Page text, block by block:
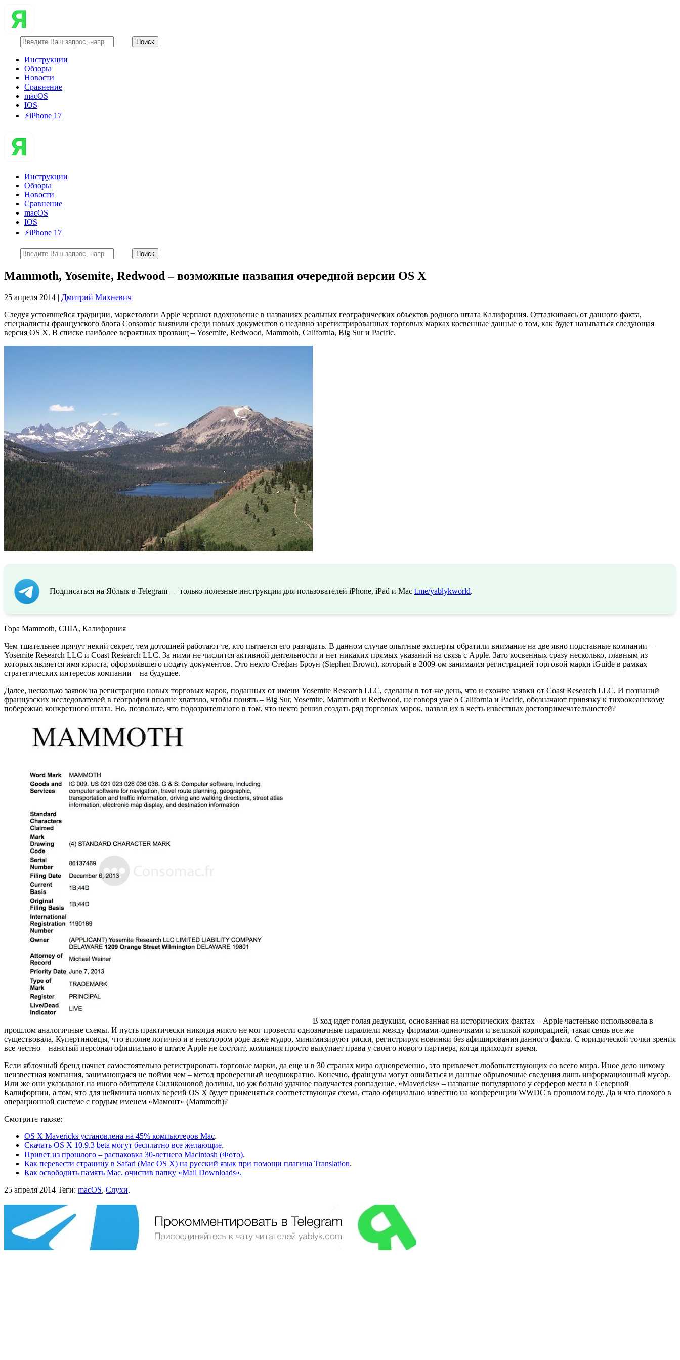
Инструкции
Обзоры
Новости
Сравнение
macOS
IOS
⚡️iPhone 17
Инструкции
Обзоры
Новости
Сравнение
macOS
IOS
⚡️iPhone 17
Mammoth, Yosemite, Redwood – возможные названия очередной версии OS X
25 апреля 2014 | Дмитрий Михневич
Следуя устоявшейся традиции, маркетологи Apple черпают вдохновение в названиях реальных географических объектов родного штата Калифорния. Отталкиваясь от данного факта,
специалисты французского блога Consomac выявили среди новых документов о недавно зарегистрированных торговых марках косвенные данные о том, как будет называться следующая
версия OS X. В списке наиболее вероятных прозвищ – Yosemite, Redwood, Mammoth, California, Big Sur и Pacific.
Подписаться на Яблык в Telegram — только полезные инструкции для пользователей iPhone, iPad и Mac t.me/yablykworld.
Гора Mammoth, США, Калифорния
Чем тщательнее прячут некий секрет, тем дотошней работают те, кто пытается его разгадать. В данном случае опытные эксперты обратили внимание на две явно подставные компании –
Yosemite Research LLC и Coast Research LLC. За ними не числится активной деятельности и нет никаких прямых указаний на связь с Apple. Зато косвенных сразу несколько, главным из
которых является имя юриста, оформлявшего подачу документов. Это некто Стефан Броун (Stephen Brown), который в 2009-ом занимался регистрацией торговой марки iGuide в рамках
стратегических интересов компании – на будущее.
Далее, несколько заявок на регистрацию новых торговых марок, поданных от имени Yosemite Research LLC, сделаны в тот же день, что и схожие заявки от Coast Research LLC. И познаний
французских исследователей в географии вполне хватило, чтобы понять – Big Sur, Yosemite, Mammoth и Redwood, не говоря уже о California и Pacific, обозначают привязку к тихоокеанскому
побережью конкретного штата. Но, позвольте, что подозрительного в том, что некто решил создать ряд торговых марок, назвав их в честь известных достопримечательностей?
В ход идет голая дедукция, основанная на исторических фактах – Apple частенько использовала в
прошлом аналогичные схемы. И пусть практически никогда никто не мог провести однозначные параллели между фирмами-одиночками и великой корпорацией, такая связь все же
существовала. Купертиновцы, что вполне логично и в некотором роде даже мудро, минимизируют риски, регистрируя новинки без афиширования данного факта. С юридической точки зрения
все честно – нанятый персонал официально в штате Apple не состоит, компания просто выкупает права у своего нового партнера, когда приходит время.
Если яблочный бренд начнет самостоятельно регистрировать торговые марки, да еще и в 30 странах мира одновременно, это привлечет любопытствующих со всего мира. Иное дело никому
неизвестная компания, занимающаяся не пойми чем – метод проверенный неоднократно. Конечно, французы могут ошибаться и данные обрывочные сведения лишь информационный мусор.
Или же они указывают на иного обитателя Силиконовой долины, но уж больно удачное получается совпадение. «Mavericks» – название популярного у серферов места в Северной
Калифорнии, а том, что для нейминга новых версий OS X будет применяться соответствующая схема, стало официально известно на конференции WWDC в прошлом году. Да и что плохого в
операционной системе с гордым именем «Мамонт» (Mammoth)?
Смотрите также:
OS X Mavericks установлена на 45% компьютеров Mac.
Скачать OS X 10.9.3 beta могут бесплатно все желающие.
Привет из прошлого – распаковка 30-летнего Macintosh (Фото).
Как перевести страницу в Safari (Mac OS X) на русский язык при помощи плагина Translation.
Как освободить память Mac, очистив папку «Mail Downloads».
25 апреля 2014 Теги: macOS, Слухи.